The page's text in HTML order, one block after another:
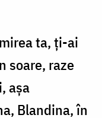
ta, ți-ai
soare, raze
așa
Blandina, în